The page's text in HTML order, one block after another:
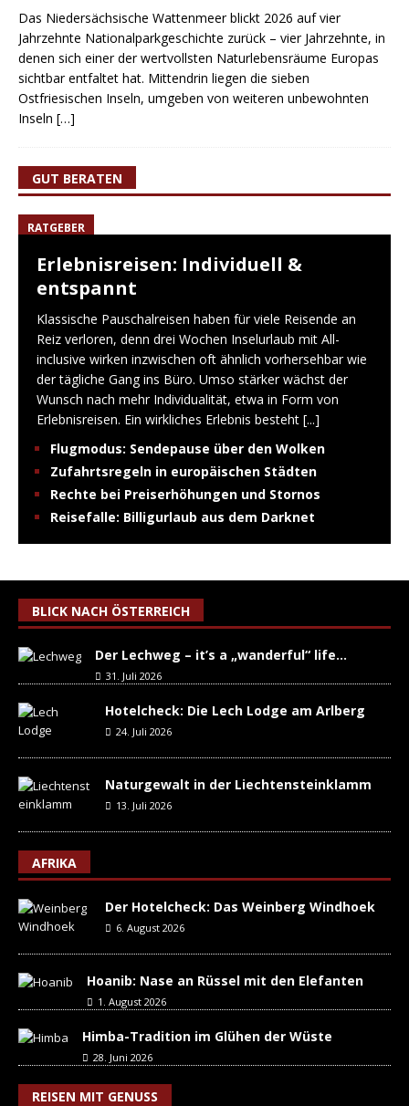
Das Niedersächsische Wattenmeer blickt 2026 auf vier
Jahrzehnte Nationalparkgeschichte zurück – vier Jahrzehnte, in
denen sich einer der wertvollsten Naturlebensräume Europas
sichtbar entfaltet hat. Mittendrin liegen die sieben
Ostfriesischen Inseln, umgeben von weiteren unbewohnten
Inseln […]
GUT BERATEN
RATGEBER
Erlebnisreisen: Individuell &
entspannt
Klassische Pauschalreisen haben für viele Reisende an
Reiz verloren, denn drei Wochen Inselurlaub mit All-
inclusive wirken inzwischen oft ähnlich vorhersehbar wie
der tägliche Gang ins Büro. Umso stärker wächst der
Wunsch nach mehr Individualität, etwa in Form von
Erlebnisreisen. Ein wirkliches Erlebnis besteht [...]
Flugmodus: Sendepause über den Wolken
Zufahrtsregeln in europäischen Städten
Rechte bei Preiserhöhungen und Stornos
Reisefalle: Billigurlaub aus dem Darknet
BLICK NACH ÖSTERREICH
Der Lechweg – it’s a „wanderful“ life…
31. Juli 2026
Hotelcheck: Die Lech Lodge am Arlberg
24. Juli 2026
Naturgewalt in der Liechtensteinklamm
13. Juli 2026
AFRIKA
Der Hotelcheck: Das Weinberg Windhoek
6. August 2026
Hoanib: Nase an Rüssel mit den Elefanten
1. August 2026
Himba-Tradition im Glühen der Wüste
28. Juni 2026
REISEN MIT GENUSS